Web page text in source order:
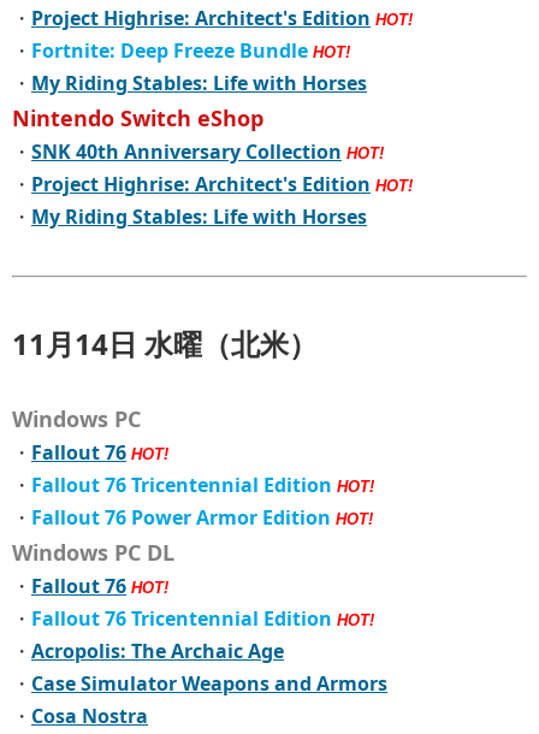
・ Project Highrise: Architect's Edition HOT!
・ Fortnite: Deep Freeze Bundle HOT!
・ My Riding Stables: Life with Horses
Nintendo Switch eShop
・ SNK 40th Anniversary Collection HOT!
・ Project Highrise: Architect's Edition HOT!
・ My Riding Stables: Life with Horses
11月14日 水曜（北米）
Windows PC
・ Fallout 76 HOT!
・ Fallout 76 Tricentennial Edition HOT!
・ Fallout 76 Power Armor Edition HOT!
Windows PC DL
・ Fallout 76 HOT!
・ Fallout 76 Tricentennial Edition HOT!
・ Acropolis: The Archaic Age
・ Case Simulator Weapons and Armors
・ Cosa Nostra